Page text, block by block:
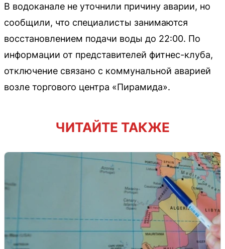
В водоканале не уточнили причину аварии, но
сообщили, что специалисты занимаются
восстановлением подачи воды до 22:00. По
информации от представителей фитнес-клуба,
отключение связано с коммунальной аварией
возле торгового центра «Пирамида».
ЧИТАЙТЕ ТАКЖЕ